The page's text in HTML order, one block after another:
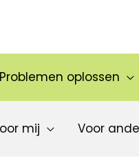
Problemen oplossen
mij Voor